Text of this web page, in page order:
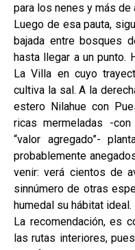
para los nenes y más de
Luego de esa pauta,
bajada entre bosques
hasta llegar a un punto.
La Villa en cuyo
cultiva la sal. A la
estero Nilahue con
ricas mermeladas -
“valor agregado”-
probablemente
venir: verá cientos de
sinnúmero de otras
humedal su hábitat ideal.
La recomendación, es
las rutas interiores,